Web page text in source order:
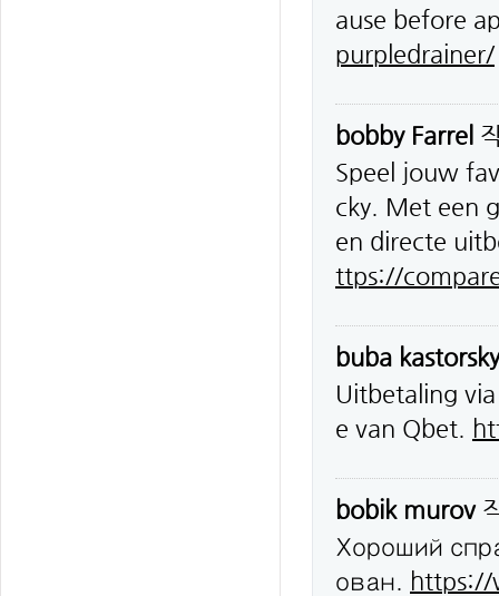
ause before
purpledrainer/
bobby Farrel
Speel jouw
cky. Met een
en directe
ttps://
buba kastorsky
Uitbetaling
e van Qbet.
bobik murov
Хороший
ован.